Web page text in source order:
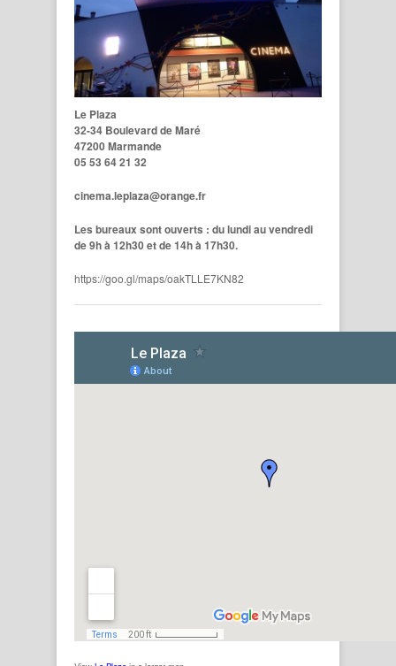
Le Plaza
32-34 Boulevard de Maré
47200 Marmande
05 53 64 21 32
cinema.leplaza@orange.fr
Les bureaux sont ouverts : du lundi au vendredi
de 9h à 12h30 et de 14h à 17h30.
https://goo.gl/maps/oakTLLE7KN82